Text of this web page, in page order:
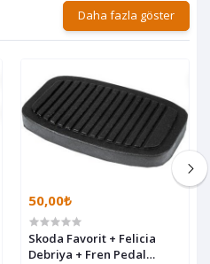
Daha fazla göster
50,00₺
Skoda Favorit + Felicia
Debriya + Fren Pedal